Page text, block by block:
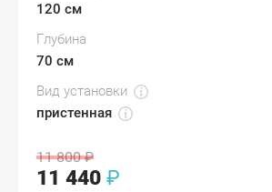
120 см
Глубина
70 см
Вид установки
пристенная
11 800 ₽
11 440 ₽